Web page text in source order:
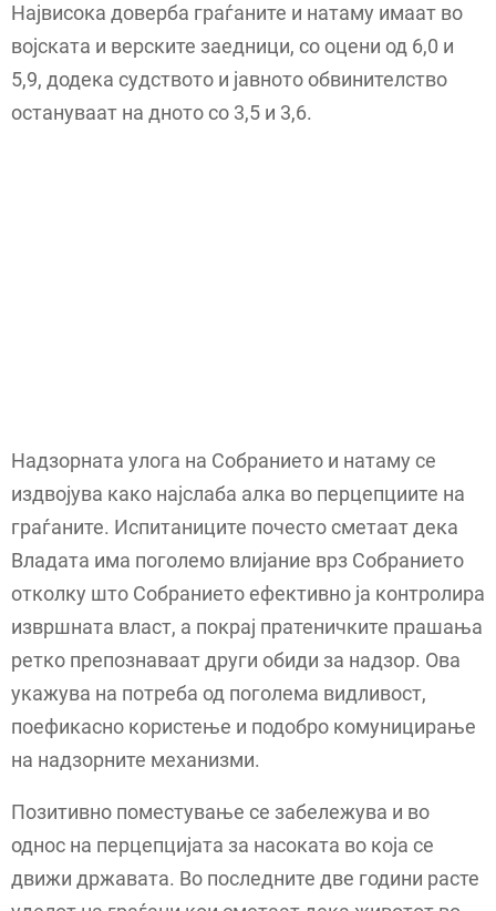
Највисока доверба граѓаните и натаму имаат во
војската и верските заедници, со оцени од 6,0 и
5,9, додека судството и јавното обвинителство
остануваат на дното со 3,5 и 3,6.
Надзорната улога на Собранието и натаму се
издвојува како најслаба алка во перцепциите на
граѓаните. Испитаниците почесто сметаат дека
Владата има поголемо влијание врз Собранието
отколку што Собранието ефективно ја контролира
извршната власт, а покрај пратеничките прашања
ретко препознаваат други обиди за надзор. Ова
укажува на потреба од поголема видливост,
поефикасно користење и подобро комуницирање
на надзорните механизми.
Позитивно поместување се забележува и во
однос на перцепцијата за насоката во која се
движи државата. Во последните две години расте